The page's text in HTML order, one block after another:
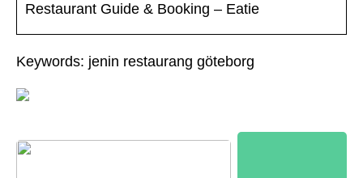
Restaurant Guide & Booking – Eatie
Keywords: jenin restaurang göteborg